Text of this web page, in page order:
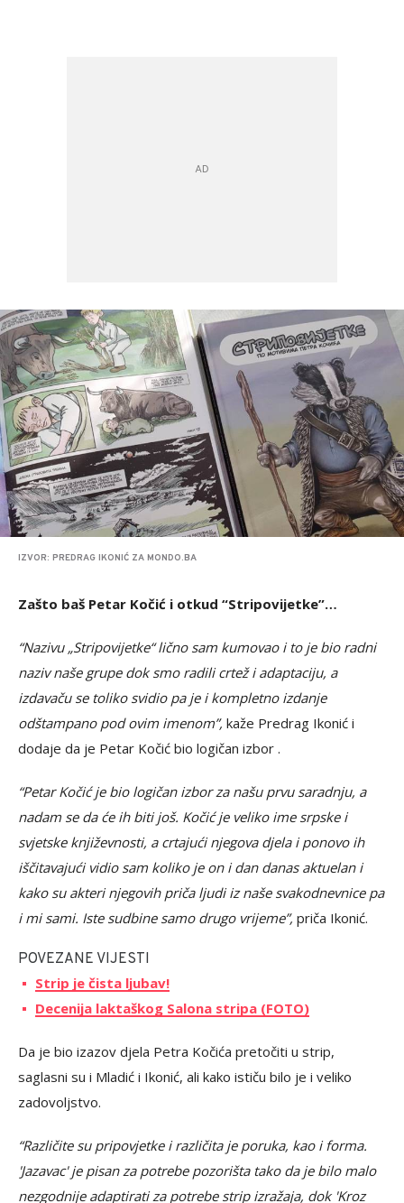
IZVOR: PREDRAG IKONIĆ ZA MONDO.BA
Zašto baš Petar Kočić i otkud “Stripovijetke”…
“Nazivu „Stripovijetke“ lično sam kumovao i to je bio radni
naziv naše grupe dok smo radili crtež i adaptaciju, a
izdavaču se toliko svidio pa je i kompletno izdanje
odštampano pod ovim imenom”, kaže Predrag Ikonić i
dodaje da je Petar Kočić bio logičan izbor .
“Petar Kočić je bio logičan izbor za našu prvu saradnju, a
nadam se da će ih biti još. Kočić je veliko ime srpske i
svjetske književnosti, a crtajući njegova djela i ponovo ih
iščitavajući vidio sam koliko je on i dan danas aktuelan i
kako su akteri njegovih priča ljudi iz naše svakodnevnice pa
i mi sami. Iste sudbine samo drugo vrijeme”, priča Ikonić.
POVEZANE VIJESTI
Strip je čista ljubav!
Decenija laktaškog Salona stripa (FOTO)
Da je bio izazov djela Petra Kočića pretočiti u strip,
saglasni su i Mladić i Ikonić, ali kako ističu bilo je i veliko
zadovoljstvo.
“Različite su pripovjetke i različita je poruka, kao i forma.
'Jazavac' je pisan za potrebe pozorišta tako da je bilo malo
nezgodnije adaptirati za potrebe strip izražaja, dok 'Kroz